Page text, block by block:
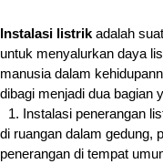
Instalasi listrik adalah
untuk menyalurkan daya
manusia dalam
dibagi menjadi dua bagian
1. Instalasi penerangan
di ruangan dalam gedung,
penerangan di tempat